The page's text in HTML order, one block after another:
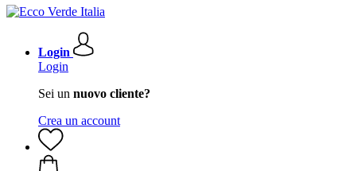
Login
Login
Sei un nuovo cliente?
Crea un account